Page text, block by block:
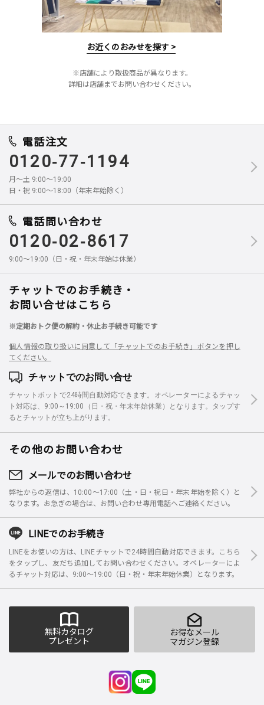
お近くのおみせを探す >
※店舗により取扱商品が異なります。
詳細は店舗までお問い合わせください。
電話注文
0120-77-1194
月～土 9:00～19:00
日・祝 9:00～18:00（年末年始除く）
電話問い合わせ
0120-02-8617
9:00～19:00（日・祝・年末年始は休業）
チャットでのお手続き・
お問い合せはこちら
※定期おトク便の解約・休止お手続き可能です
個人情報の取り扱いに同意して「チャットでのお手続き」ボタンを押し
てください。
チャットでのお問い合せ
チャットボットで24時間自動対応できます。オペレーターによるチャッ
ト対応は、9:00～19:00（日・祝・年末年始休業）となります。タップす
るとチャットが立ち上がります。
その他のお問い合わせ
メールでのお問い合わせ
弊社からの返信は、10:00～17:00（土・日・祝日・年末年始を除く）と
なります。お急ぎの場合は、お問い合わせ専用電話へご連絡ください。
LINEでのお手続き
LINEをお使いの方は、LINEチャットで24時間自動対応できます。こちら
をタップし、友だち追加してお問い合わせください。オペレーターによ
るチャット対応は、9:00～19:00（日・祝・年末年始休業）となります。
無料カタログ
プレゼント
お得なメール
マガジン登録